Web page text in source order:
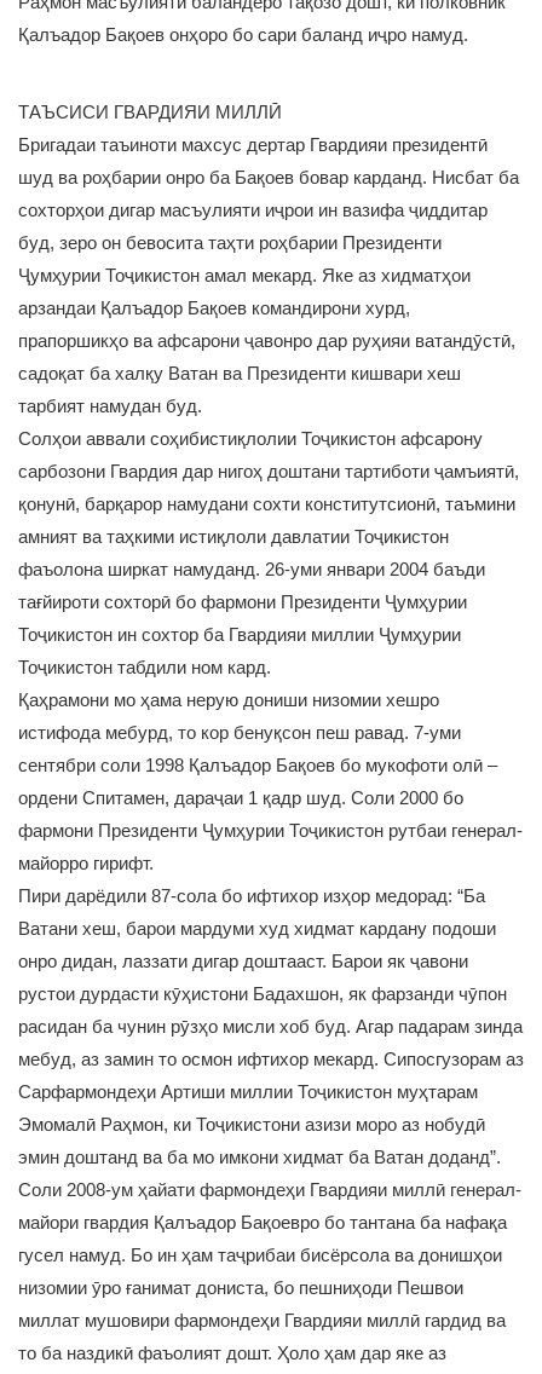
Қалъадор Бақоев онҳоро бо сари баланд иҷро намуд.
ТАЪСИСИ ГВАРДИЯИ МИЛЛӢ
Бригадаи таъиноти махсус дертар Гвардияи президентӣ
шуд ва роҳбарии онро ба Бақоев бовар карданд. Нисбат ба
сохторҳои дигар масъулияти иҷрои ин вазифа ҷиддитар
буд, зеро он бевосита таҳти роҳбарии Президенти
Ҷумҳурии Тоҷикистон амал мекард. Яке аз хидматҳои
арзандаи Қалъадор Бақоев командирони хурд,
прапоршикҳо ва афсарони ҷавонро дар руҳияи ватандӯстӣ,
садоқат ба халқу Ватан ва Президенти кишвари хеш
тарбият намудан буд.
Солҳои аввали соҳибистиқлолии Тоҷикистон афсарону
сарбозони Гвардия дар нигоҳ доштани тартиботи ҷамъиятӣ,
қонунӣ, барқарор намудани сохти конститутсионӣ, таъмини
амният ва таҳкими истиқлоли давлатии Тоҷикистон
фаъолона ширкат намуданд. 26-уми январи 2004 баъди
тағйироти сохторӣ бо фармони Президенти Ҷумҳурии
Тоҷикистон ин сохтор ба Гвардияи миллии Ҷумҳурии
Тоҷикистон табдили ном кард.
Қаҳрамони мо ҳама нерую дониши низомии хешро
истифода мебурд, то кор бенуқсон пеш равад. 7-уми
сентябри соли 1998 Қалъадор Бақоев бо мукофоти олӣ –
ордени Спитамен, дараҷаи 1 қадр шуд. Соли 2000 бо
фармони Президенти Ҷумҳурии Тоҷикистон рутбаи генерал-
майорро гирифт.
Пири дарёдили 87-сола бо ифтихор изҳор медорад: “Ба
Ватани хеш, барои мардуми худ хидмат кардану подоши
онро дидан, лаззати дигар доштааст. Барои як ҷавони
рустои дурдасти кӯҳистони Бадахшон, як фарзанди чӯпон
расидан ба чунин рӯзҳо мисли хоб буд. Агар падарам зинда
мебуд, аз замин то осмон ифтихор мекард. Сипосгузорам аз
Сарфармондеҳи Артиши миллии Тоҷикистон муҳтарам
Эмомалӣ Раҳмон, ки Тоҷикистони азизи моро аз нобудӣ
эмин доштанд ва ба мо имкони хидмат ба Ватан доданд”.
Соли 2008-ум ҳайати фармондеҳи Гвардияи миллӣ генерал-
майори гвардия Қалъадор Бақоевро бо тантана ба нафақа
гусел намуд. Бо ин ҳам таҷрибаи бисёрсола ва донишҳои
низомии ӯро ғанимат дониста, бо пешниҳоди Пешвои
миллат мушовири фармондеҳи Гвардияи миллӣ гардид ва
то ба наздикӣ фаъолият дошт. Ҳоло ҳам дар яке аз